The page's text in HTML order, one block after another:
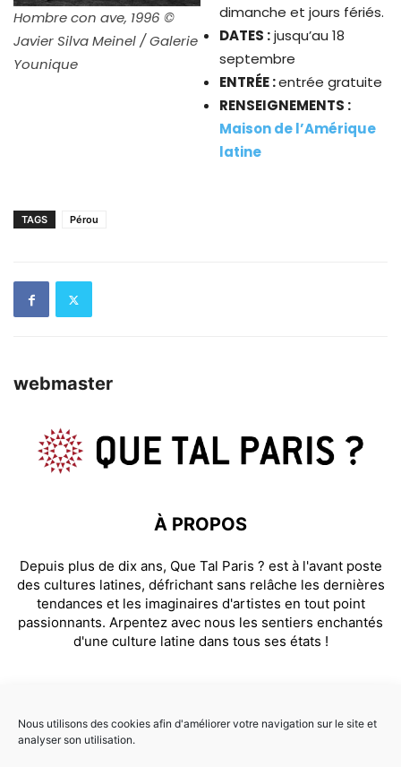
Hombre con ave, 1996 ©
Javier Silva Meinel / Galerie
Younique
dimanche et jours fériés.
DATES :jusqu’au 18
septembre
ENTRÉE :entrée gratuite
RENSEIGNEMENTS :
Maison de l’Amérique
latine
TAGS Pérou
webmaster
À PROPOS
Depuis plus de dix ans, Que Tal Paris ? est à l'avant poste
des cultures latines, défrichant sans relâche les dernières
tendances et les imaginaires d'artistes en tout point
passionnants. Arpentez avec nous les sentiers enchantés
d'une culture latine dans tous ses états !
Nous utilisons des cookies afin d'améliorer votre navigation sur le site et
analyser son utilisation.